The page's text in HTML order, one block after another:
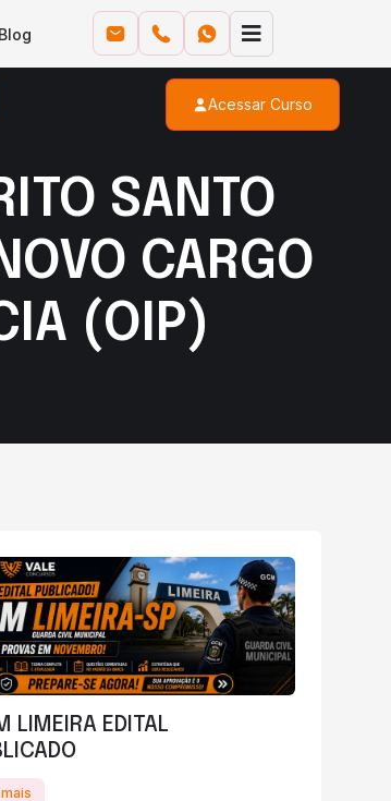
Blog
Acessar Curso
SANTO
CARGO
(OIP)
LIMEIRA EDITAL